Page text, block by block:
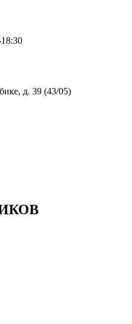
д. 39 (43/05)